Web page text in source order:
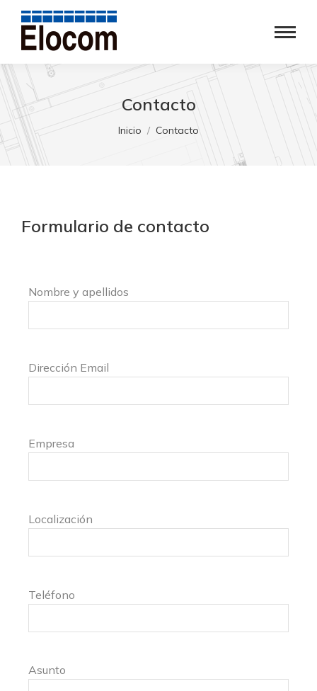
Contacto
Estás aquí:
Inicio Contacto
Formulario de contacto
Nombre y apellidos
Dirección Email
Empresa
Localización
Teléfono
Asunto